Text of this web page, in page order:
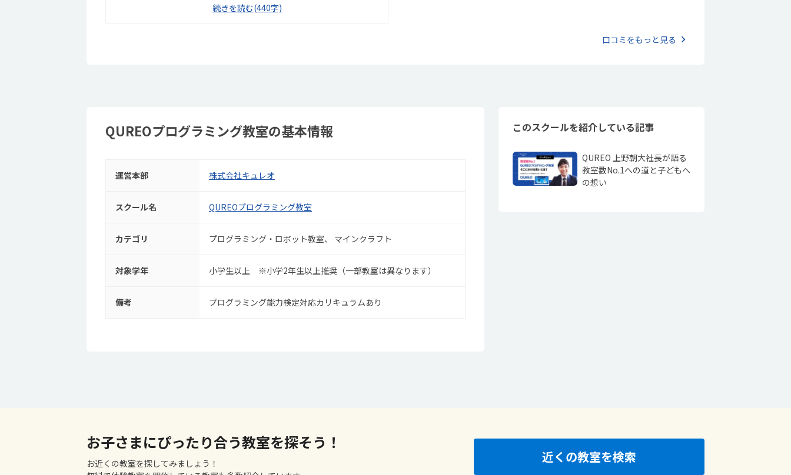
ンクラフトを使った授業だったため、楽しみながら取り組むことができ、とても良
かったです。ただ、今後もずっとマインクラフトを使った内容ではないと伺ったの
続きを読む(440字)
口コミをもっと見る
QUREOプログラミング教室の基本情報
運営本部 株式会社キュレオ
スクール名 QUREOプログラミング教室
カテゴリ プログラミング・ロボット教室 マインクラフト
対象学年 小学生以上 ※小学2年生以上推奨（一部教室は異なります）
備考 プログラミング能力検定対応カリキュラムあり
このスクールを紹介している記事
QUREO 上野朝大社長が語る
教室数No.1への道と子どもへ
の想い
お子さまにぴったり合う教室を探そう！
お近くの教室を探してみましょう！
近くの教室を検索